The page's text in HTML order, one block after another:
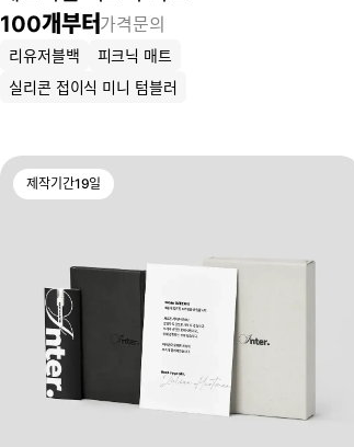
100개부터 가격문의
리유저블백
피크닉 매트
실리콘 접이식 미니 텀블러
제작기간19일